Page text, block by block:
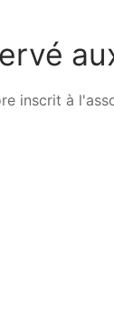
inscrit à